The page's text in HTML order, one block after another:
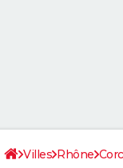
Villes Rhône